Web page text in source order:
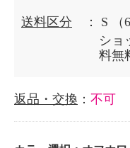
送料区分 ： S
ショ
料無
返品・交換 ： 不可